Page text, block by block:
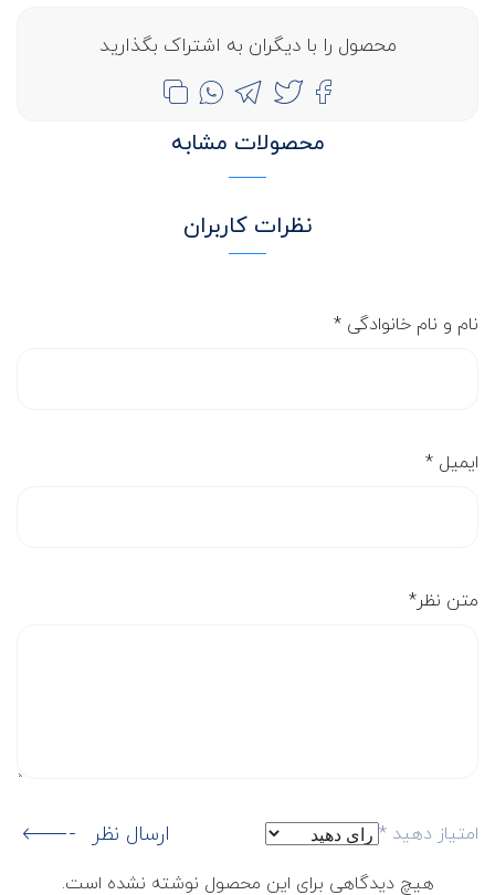
محصول را با دیگران به اشتراک بگذارید
محصولات مشابه
نظرات کاربران
نام و نام خانوادگی *
ایمیل *
متن نظر*
امتیاز دهید * ارسال نظر
هیچ دیدگاهی برای این محصول نوشته نشده است.